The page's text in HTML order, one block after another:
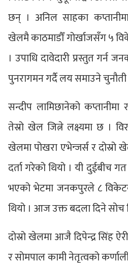
छन् । अनिल साहका
खेलमै काठमाडौँ गोर्खाजसँग ५
। उपाधि दावेदारी प्रस्तुत गर्न
पुनरागमन गर्दै लय समाउने
सन्दीप लामिछानेको कप्तानीमा
तेस्रो खेल जित्ने लक्ष्यमा छ ।
खेलमा पोखरा एभेन्जर्स र दोस्रो
दर्ता गरेको थियो । यी
भएको भेटमा जनकपुरले ८
थियो । आज उक्त बदला दिने सोच
दोस्रो खेलमा आजै दिपेन्द्र सिंह
र सोमपाल कामी नेतृत्वको